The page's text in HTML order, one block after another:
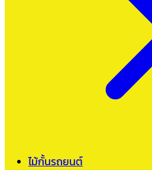
ไม้กั้นรถยนต์